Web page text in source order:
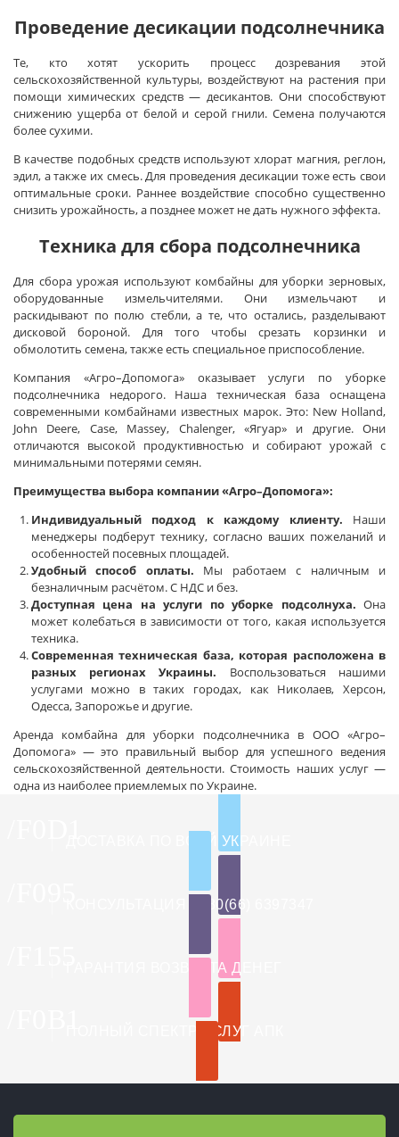
Проведение десикации подсолнечника
Те, кто хотят ускорить процесс дозревания этой
сельскохозяйственной культуры, воздействуют на растения при
помощи химических средств — десикантов. Они способствуют
снижению ущерба от белой и серой гнили. Семена получаются
более сухими.
В качестве подобных средств используют хлорат магния, реглон,
эдил, а также их смесь. Для проведения десикации тоже есть свои
оптимальные сроки. Раннее воздействие способно существенно
снизить урожайность, а позднее может не дать нужного эффекта.
Техника для сбора подсолнечника
Для сбора урожая используют комбайны для уборки зерновых,
оборудованные измельчителями. Они измельчают и
раскидывают по полю стебли, а те, что остались, разделывают
дисковой бороной. Для того чтобы срезать корзинки и
обмолотить семена, также есть специальное приспособление.
Компания «Агро–Допомога» оказывает услуги по уборке
подсолнечника недорого. Наша техническая база оснащена
современными комбайнами известных марок. Это: New Holland,
John Deere, Case, Massey, Chalenger, «Ягуар» и другие. Они
отличаются высокой продуктивностью и собирают урожай с
минимальными потерями семян.
Преимущества выбора компании «Агро–Допомога»:
Индивидуальный подход к каждому клиенту. Наши
менеджеры подберут технику, согласно ваших пожеланий и
особенностей посевных площадей.
Удобный способ оплаты. Мы работаем с наличным и
безналичным расчётом. С НДС и без.
Доступная цена на услуги по уборке подсолнуха. Она
может колебаться в зависимости от того, какая используется
техника.
Современная техническая база, которая расположена в
разных регионах Украины. Воспользоваться нашими
услугами можно в таких городах, как Николаев, Херсон,
Одесса, Запорожье и другие.
Аренда комбайна для уборки подсолнечника в ООО «Агро–
Допомога» — это правильный выбор для успешного ведения
сельскохозяйственной деятельности. Стоимость наших услуг —
одна из наиболее приемлемых по Украине.
ДОСТАВКА ПО ВСЕЙ УКРАИНЕ
КОНСУЛЬТАЦИЯ +380(66) 6397347
ГАРАНТИЯ ВОЗВРАТА ДЕНЕГ
ПОЛНЫЙ СПЕКТР УСЛУГ АПК